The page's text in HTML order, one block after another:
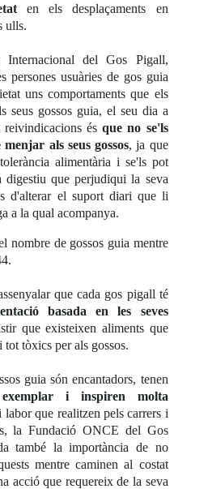
en els desplaçaments en
ulls.
del Gos Pigall,
persones usuàries de gos guia
uns comportaments que els
seus gossos guia, el seu dia a
reivindicacions ésque no se'ls
als seus gossos, ja que
alimentària i se'ls pot
digestiu que perjudiqui la seva
d'alterar el suport diari que li
a la qual acompanya.
nombre de gossos guia mentre
que cada gos pigall té
basada en les seves
que existeixen aliments que
tòxics per als gossos.
guia són encantadors, tenen
exemplar i inspiren molta
que realitzen pels carrers i
la Fundació ONCE del Gos
també la importància de no
mentre caminen al costat
acció que requereix de la seva